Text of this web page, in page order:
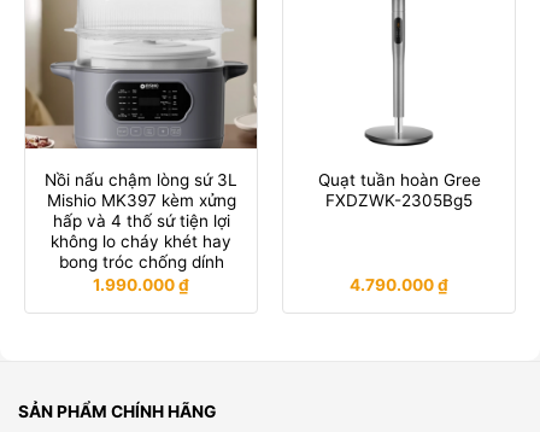
Nồi nấu chậm lòng sứ 3L
Mishio MK397 kèm xửng
hấp và 4 thố sứ tiện lợi
không lo cháy khét hay
bong tróc chống dính
1.990.000₫
Quạt tuần hoàn Gree
FXDZWK-2305Bg5
4.790.000₫
SẢN PHẨM CHÍNH HÃNG